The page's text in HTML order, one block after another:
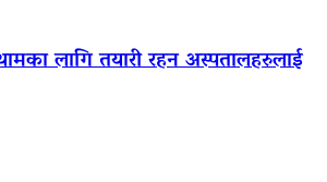
लागि तयारी रहन अस्पतालहरुलाई